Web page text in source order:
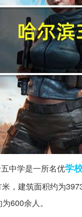
中学是一所名优学
，建筑面积约为
600余人。